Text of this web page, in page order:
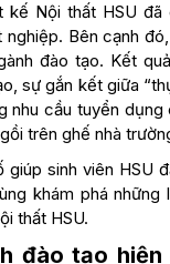
kế Nội thất HSU
nghiệp. Bên cạnh
đào tạo. Kết
sự gắn kết giữa
nhu cầu tuyển dụng
trên ghế nhà
giúp sinh viên HSU
khám phá
thất HSU.
đào tạo